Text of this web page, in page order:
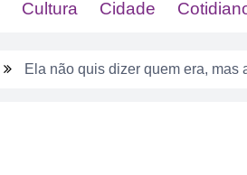
Cultura Cidade
Ela não quis dizer quem era,